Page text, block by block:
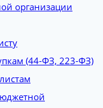
организации
(44-ФЗ, 223-ФЗ)